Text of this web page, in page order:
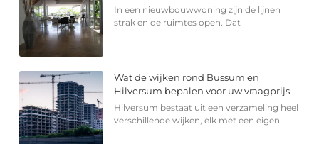
In een nieuwbouwwoning zijn de lijnen
strak en de ruimtes open. Dat
Wat de wijken rond Bussum en
Hilversum bepalen voor uw vraagprijs
Hilversum bestaat uit een verzameling heel
verschillende wijken, elk met een eigen